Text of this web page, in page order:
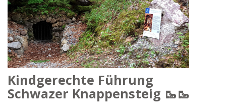
Kindgerechte Führung
Schwazer Knappensteig 🥾🥾